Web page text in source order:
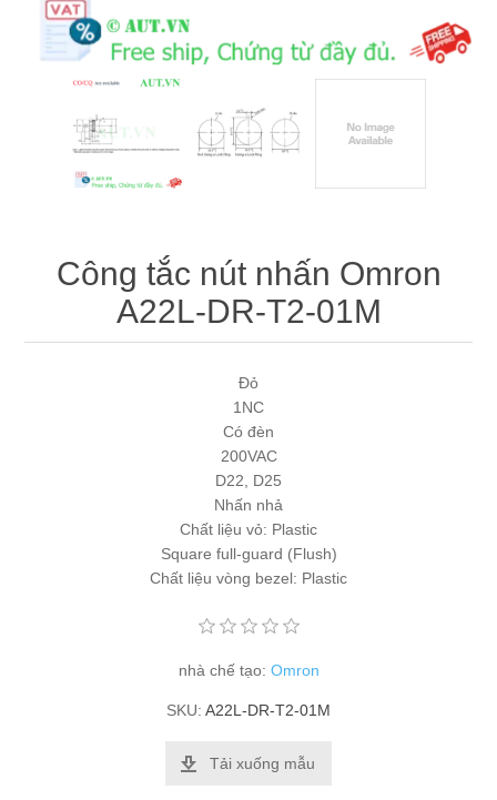
Máy tính công nghiệp
Động cơ servo 2 phase
Động cơ bước 2 phase
Quạt thông gió
Chưa Phân Loại
Phụ Kiện Schneider
Công tắc nút nhấn Omron
A22L-DR-T2-01M
Đỏ
1NC
Có đèn
200VAC
D22, D25
Nhấn nhả
Chất liệu vỏ: Plastic
Square full-guard (Flush)
Chất liệu vòng bezel: Plastic
nhà chế tạo: Omron
SKU: A22L-DR-T2-01M
Tải xuống mẫu